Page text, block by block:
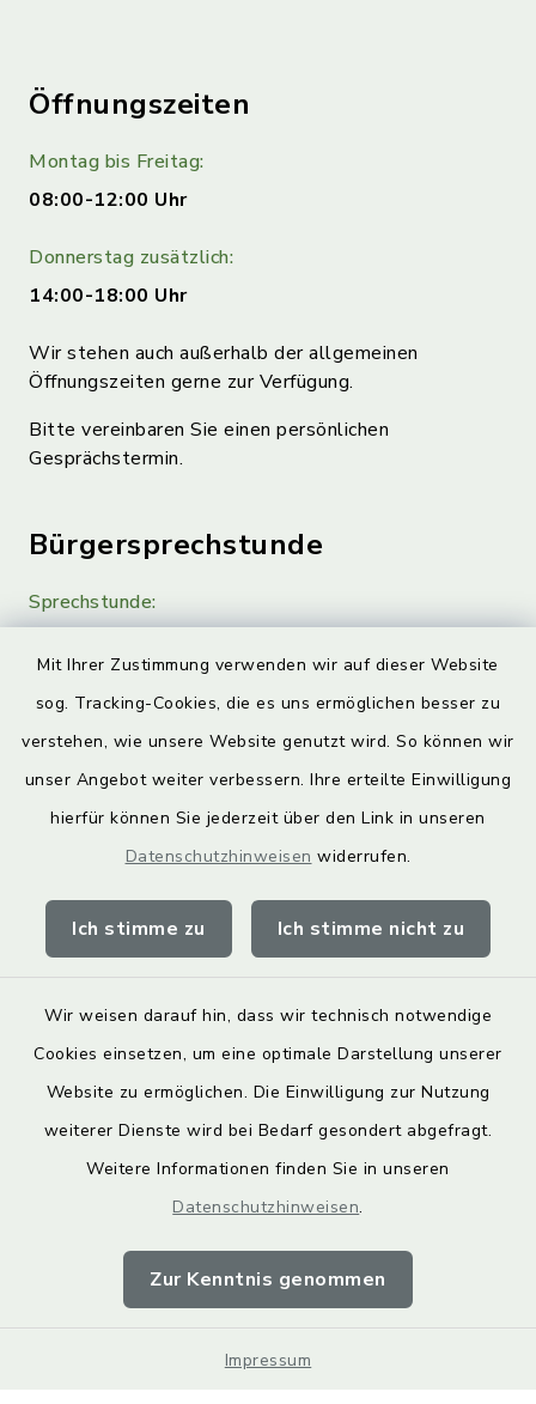
Mit Ihrer Zustimmung verwenden wir auf dieser Website
sog. Tracking-Cookies, die es uns ermöglichen besser zu
verstehen, wie unsere Website genutzt wird. So können wir
unser Angebot weiter verbessern. Ihre erteilte Einwilligung
hierfür können Sie jederzeit über den Link in unseren
Datenschutzhinweisen widerrufen.
Ich stimme zu Ich stimme nicht zu
Wir weisen darauf hin, dass wir technisch notwendige
Cookies einsetzen, um eine optimale Darstellung unserer
Website zu ermöglichen. Die Einwilligung zur Nutzung
weiterer Dienste wird bei Bedarf gesondert abgefragt.
Weitere Informationen finden Sie in unseren
Datenschutzhinweisen.
Zur Kenntnis genommen
Impressum
Öffnungszeiten
Montag bis Freitag:
08:00-12:00 Uhr
Donnerstag zusätzlich:
14:00-18:00 Uhr
Wir stehen auch außerhalb der allgemeinen
Öffnungszeiten gerne zur Verfügung.
Bitte vereinbaren Sie einen persönlichen
Gesprächstermin.
Bürgersprechstunde
Sprechstunde:
Quicklinks
Landkreis Lichtenfels
geoPortal Lichtenfels
Barrierefreiheit
Impressum
Sitemap